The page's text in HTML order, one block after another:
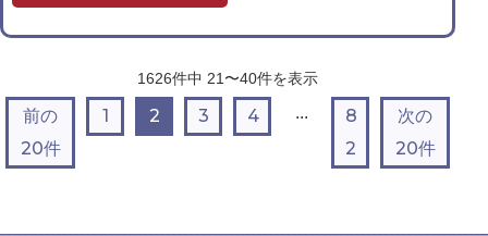
1626件中 21〜40件を表示
前の
20件
1 2 3 4 ...
8
2
次の
20件